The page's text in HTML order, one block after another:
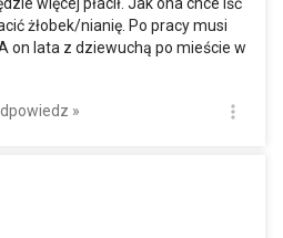
żłobek/nianię. Po pracy musi
on lata z dziewuchą po mieście w
»